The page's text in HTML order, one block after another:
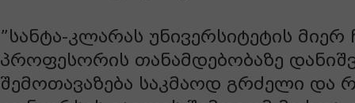
”სანტა-კლარას უნივერსიტეტის მიერ
პროფესორის თანამდებობაზე
შემოთავაზება საკმაოდ გრძელი და